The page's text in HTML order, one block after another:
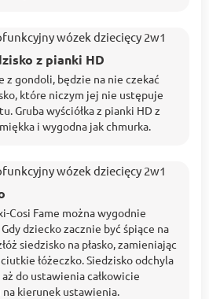
z pianki HD
z gondoli, będzie na nie czekać
które niczym jej nie ustępuje
Gruba wyściółka z pianki HD z
i wygodna jak chmurka.
Cosi Fame można wygodnie
dziecko zacznie być śpiące na
siedzisko na płasko, zamieniając
łóżeczko. Siedzisko odchyla
do ustawienia całkowicie
na kierunek ustawienia.